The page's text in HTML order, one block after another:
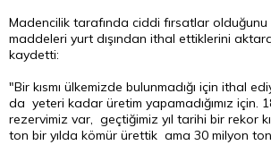
Madencilik tarafında ciddi fırsatlar olduğunu
maddeleri yurt dışından ithal ettiklerini
kaydetti:
"Bir kısmı ülkemizde bulunmadığı için ithal
da yeteri kadar üretim yapamadığımız için.
rezervimiz var, geçtiğimiz yıl tarihi bir rekor
ton bir yılda kömür ürettik ama 30 milyon